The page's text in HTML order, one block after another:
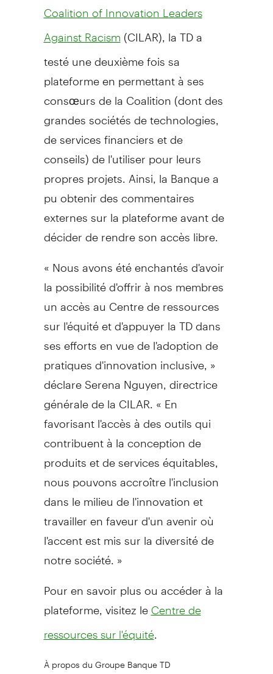
Coalition of Innovation Leaders
Against Racism (CILAR), la TD a
testé une deuxième fois sa
plateforme en permettant à ses
consœurs de la Coalition (dont des
grandes sociétés de technologies,
de services financiers et de
conseils) de l'utiliser pour leurs
propres projets. Ainsi, la Banque a
pu obtenir des commentaires
externes sur la plateforme avant de
décider de rendre son accès libre.
« Nous avons été enchantés d'avoir
la possibilité d'offrir à nos membres
un accès au Centre de ressources
sur l'équité et d'appuyer la TD dans
ses efforts en vue de l'adoption de
pratiques d'innovation inclusive, »
déclare Serena Nguyen, directrice
générale de la CILAR. « En
favorisant l'accès à des outils qui
contribuent à la conception de
produits et de services équitables,
nous pouvons accroître l'inclusion
dans le milieu de l'innovation et
travailler en faveur d'un avenir où
l'accent est mis sur la diversité de
notre société. »
Pour en savoir plus ou accéder à la
plateforme, visitez le Centre de
ressources sur l'équité.
À propos du Groupe Banque TD